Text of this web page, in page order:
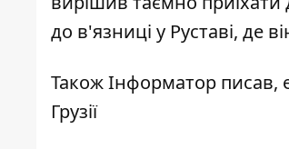
до в'язниці у Руставі, де
ТакожІнформатор писав,
Грузії